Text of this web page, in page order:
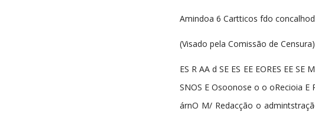
Amindoa 6 Cartticos fdo
(Visado pela Comissão de Censura)
ES R AA d SE ES EE EORES EE
SNOS E Osoonose o o oRecioia E
árnO M/ Redacção o